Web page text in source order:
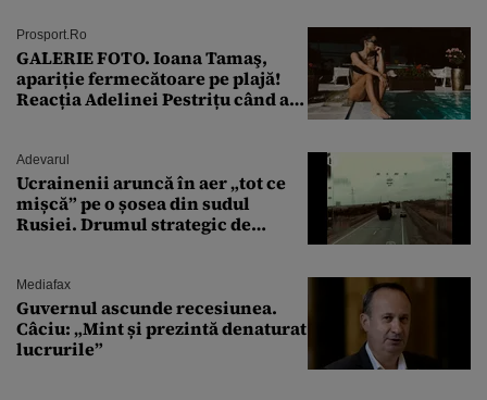
Prosport.ro
GALERIE FOTO. Ioana Tamaş,
apariție fermecătoare pe plajă!
Reacția Adelinei Pestrițu când a
Adevarul
Ucrainenii aruncă în aer „tot ce
mișcă” pe o șosea din sudul
Rusiei. Drumul strategic de
Mediafax
Guvernul ascunde recesiunea.
Câciu: „Mint și prezintă denaturat
lucrurile”